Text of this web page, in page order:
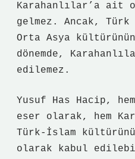
Karahanlılar’a ait
gelmez. Ancak, Türk
Orta Asya
dönemde,
edilemez.
Yusuf Has Hacip,
eser olarak, hem
Türk-İslam
olarak kabul